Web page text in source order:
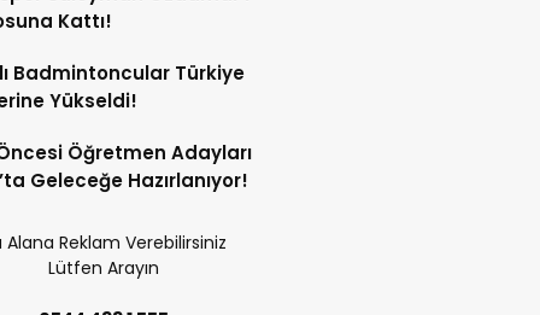
Kattı!
Badmintoncular Türkiye
Yükseldi!
Öğretmen Adayları
Geleceğe Hazırlanıyor!
Alana Reklam Verebilirsiniz
Lütfen Arayın